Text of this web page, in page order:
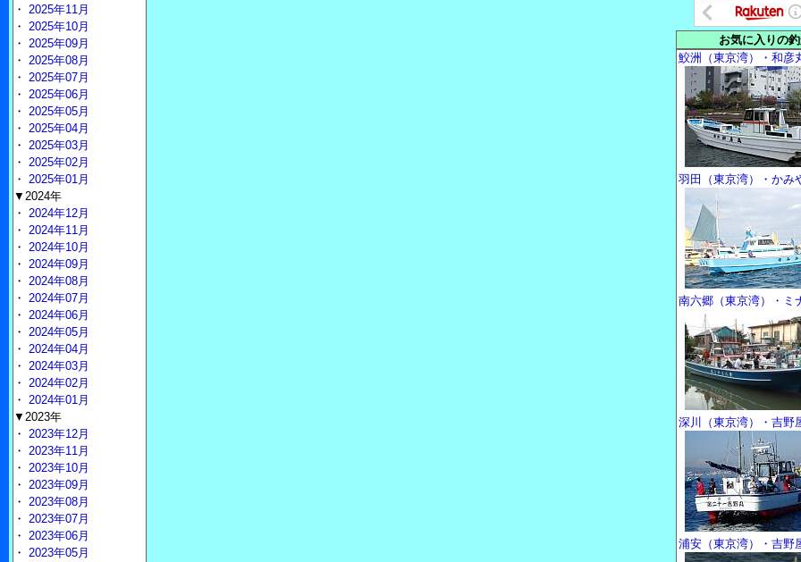
・ 2025年11月
・ 2025年10月
・ 2025年09月
・ 2025年08月
・ 2025年07月
・ 2025年06月
・ 2025年05月
・ 2025年04月
・ 2025年03月
・ 2025年02月
・ 2025年01月
▼2024年
・ 2024年12月
・ 2024年11月
・ 2024年10月
・ 2024年09月
・ 2024年08月
・ 2024年07月
・ 2024年06月
・ 2024年05月
・ 2024年04月
・ 2024年03月
・ 2024年02月
・ 2024年01月
▼2023年
・ 2023年12月
・ 2023年11月
・ 2023年10月
・ 2023年09月
・ 2023年08月
・ 2023年07月
・ 2023年06月
・ 2023年05月
お気に入りの
鮫洲（東京湾）・和彦
羽田（東京湾）・かみ
南六郷（東京湾）・ミ
深川（東京湾）・吉野
浦安（東京湾）・吉野